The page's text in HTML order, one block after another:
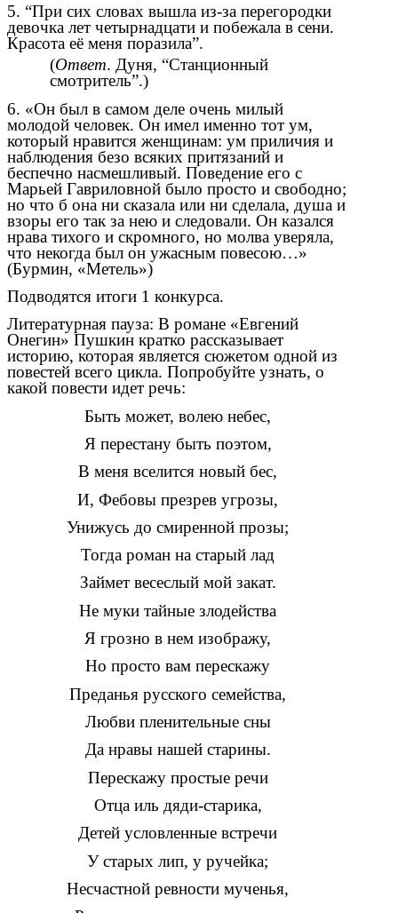
5. “При сих словах вышла из-за перегородки
девочка лет четырнадцати и побежала в сени.
Красота её меня поразила”.
(Ответ. Дуня, “Станционный
смотритель”.)
6. «Он был в самом деле очень милый
молодой человек. Он имел именно тот ум,
который нравится женщинам: ум приличия и
наблюдения безо всяких притязаний и
беспечно насмешливый. Поведение его с
Марьей Гавриловной было просто и свободно;
но что б она ни сказала или ни сделала, душа и
взоры его так за нею и следовали. Он казался
нрава тихого и скромного, но молва уверяла,
что некогда был он ужасным повесою…»
(Бурмин, «Метель»)
Подводятся итоги 1 конкурса.
Литературная пауза: В романе «Евгений
Онегин» Пушкин кратко рассказывает
историю, которая является сюжетом одной из
повестей всего цикла. Попробуйте узнать, о
какой повести идет речь:
Быть может, волею небес,
Я перестану быть поэтом,
В меня вселится новый бес,
И, Фебовы презрев угрозы,
Унижусь до смиренной прозы;
Тогда роман на старый лад
Займет весеслый мой закат.
Не муки тайные злодейства
Я грозно в нем изображу,
Но просто вам перескажу
Преданья русского семейства,
Любви пленительные сны
Да нравы нашей старины.
Перескажу простые речи
Отца иль дяди-старика,
Детей условленные встречи
У старых лип, у ручейка;
Несчастной ревности мученья,